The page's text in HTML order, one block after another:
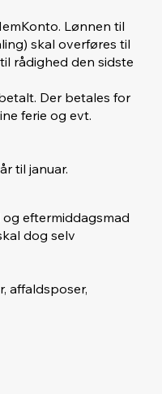
Lønnen til
skal overføres til
rådighed den sidste
Der betales for
ferie og evt.
til januar.
eftermiddagsmad
dog selv
affaldsposer,